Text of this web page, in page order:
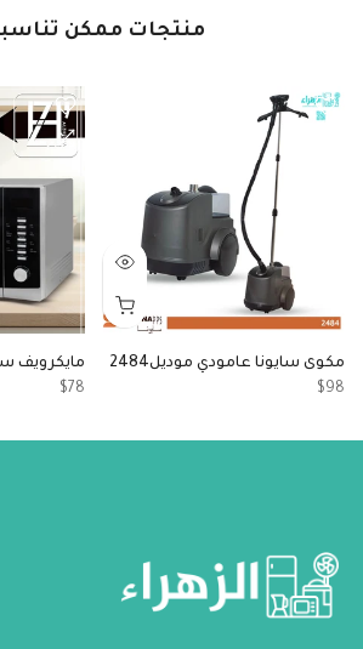
منتجات ممكن
مكوى سايونا عامودي موديل2484
$98
مايكرويف سايونا 30لتر
$78